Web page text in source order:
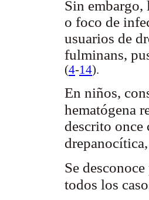
Sin embargo,
o foco de
usuarios de
fulminans,
(4-14).
En niños,
hematógena
descrito once
Se
todos los